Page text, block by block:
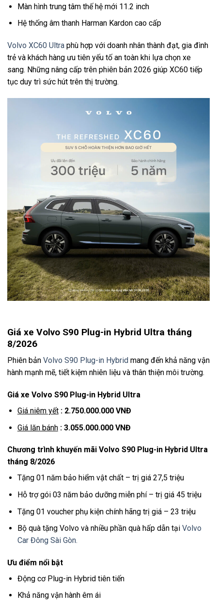
Màn hình trung tâm thế hệ mới 11.2 inch
Hệ thống âm thanh Harman Kardon cao cấp
Volvo XC60 Ultra phù hợp với doanh nhân thành đạt, gia đình
trẻ và khách hàng ưu tiên yếu tố an toàn khi lựa chọn xe
sang. Những nâng cấp trên phiên bản 2026 giúp XC60 tiếp
tục duy trì sức hút trên thị trường.
Giá xe Volvo S90 Plug-in Hybrid Ultra tháng
8/2026
Phiên bản Volvo S90 Plug-in Hybrid mang đến khả năng vận
hành mạnh mẽ, tiết kiệm nhiên liệu và thân thiện môi trường.
Giá xe Volvo S90 Plug-in Hybrid Ultra
Giá niêm yết: 2.750.000.000 VNĐ
Giá lăn bánh: 3.055.000.000 VNĐ
Chương trình khuyến mãi Volvo S90 Plug-in Hybrid Ultra
tháng 8/2026
Tặng 01 năm bảo hiểm vật chất – trị giá 27,5 triệu
Hỗ trợ gói 03 năm bảo dưỡng miễn phí – trị giá 45 triệu
Tặng 01 voucher phụ kiện chính hãng trị giá – 23 triệu
Bộ quà tặng Volvo và nhiều phần quà hấp dẫn tại Volvo
Car Đông Sài Gòn.
Ưu điểm nổi bật
Động cơ Plug-in Hybrid tiên tiến
Khả năng vận hành êm ái